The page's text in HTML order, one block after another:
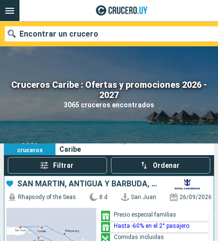
Cruceros Caribe : Ofertas y promociones 2026 -
2027
3065 cruceros encontrados
Encontrar un crucero
Nuestros destinos
Fecha de salida
Puertos
Buscar
3065
cruceros
Caribe
Filtrar Ordenar
SAN MARTÍN, ANTIGUA Y BARBUDA, PUERTO RICO
Rhapsody of the Seas 8 d San Juan 26/09/2026
Precio especial familias
Hasta -60% en el 2° pasajero
Comidas incluidas